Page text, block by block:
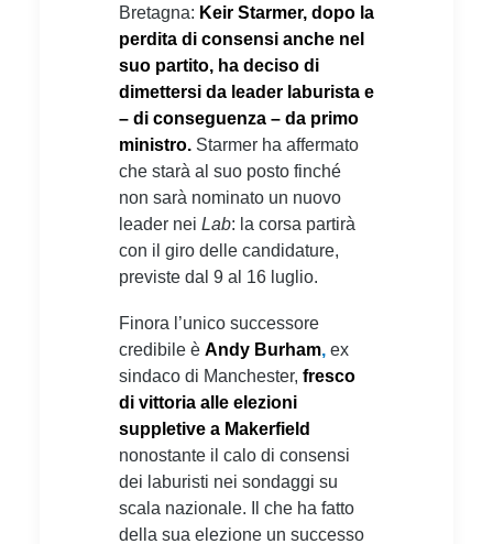
Bretagna: Keir Starmer, dopo la
perdita di consensi anche nel
suo partito, ha deciso di
dimettersi da leader laburista e
– di conseguenza – da primo
ministro. Starmer ha affermato
che starà al suo posto finché
non sarà nominato un nuovo
leader nei Lab: la corsa partirà
con il giro delle candidature,
previste dal 9 al 16 luglio.
Finora l’unico successore
credibile è Andy Burham, ex
sindaco di Manchester, fresco
di vittoria alle elezioni
suppletive a Makerfield
nonostante il calo di consensi
dei laburisti nei sondaggi su
scala nazionale. Il che ha fatto
della sua elezione un successo